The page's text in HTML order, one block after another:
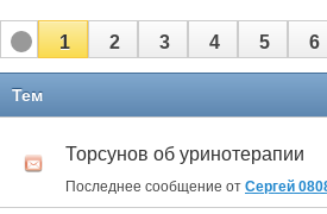
1 2 3 4 5 6
Тем
Торсунов об уринотерапии
Последнее сообщение от Сергей